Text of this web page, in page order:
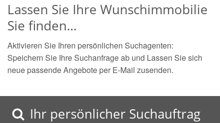
Lassen Sie Ihre Wunschimmobilie
Sie finden…
Aktivieren Sie Ihren persönlichen Suchagenten:
Speichern Sie Ihre Suchanfrage ab und Lassen Sie sich
neue passende Angebote per E-Mail zusenden.
Ihr persönlicher Suchauftrag